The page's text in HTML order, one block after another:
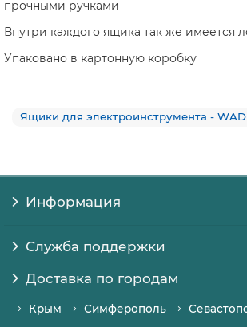
прочными ручками
Внутри каждого ящика так же имеется
Упаковано в картонную коробку
Ящики для электроинструмента -
Информация
Служба поддержки
Доставка по городам
Крым Симферополь